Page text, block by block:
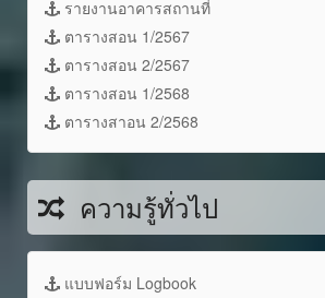
รายงานอาคารสถานที่
ตารางสอน 1/2567
ตารางสอน 2/2567
ตารางสอน 1/2568
ตารางสาอน 2/2568
ความรู้ทั่วไป
แบบฟอร์ม Logbook